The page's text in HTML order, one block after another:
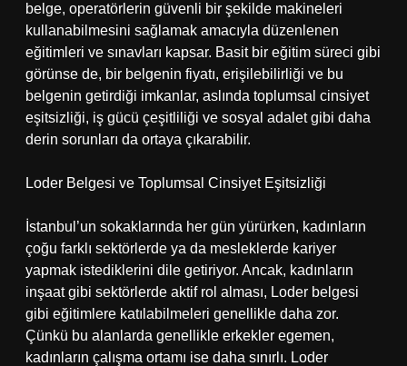
belge, operatörlerin güvenli bir şekilde makineleri
kullanabilmesini sağlamak amacıyla düzenlenen
eğitimleri ve sınavları kapsar. Basit bir eğitim süreci gibi
görünse de, bir belgenin fiyatı, erişilebilirliği ve bu
belgenin getirdiği imkanlar, aslında toplumsal cinsiyet
eşitsizliği, iş gücü çeşitliliği ve sosyal adalet gibi daha
derin sorunları da ortaya çıkarabilir.
Loder Belgesi ve Toplumsal Cinsiyet Eşitsizliği
İstanbul’un sokaklarında her gün yürürken, kadınların
çoğu farklı sektörlerde ya da mesleklerde kariyer
yapmak istediklerini dile getiriyor. Ancak, kadınların
inşaat gibi sektörlerde aktif rol alması, Loder belgesi
gibi eğitimlere katılabilmeleri genellikle daha zor.
Çünkü bu alanlarda genellikle erkekler egemen,
kadınların çalışma ortamı ise daha sınırlı. Loder